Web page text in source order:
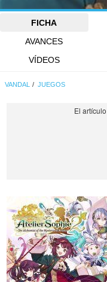
FICHA
AVANCES
VÍDEOS
VANDAL JUEGOS